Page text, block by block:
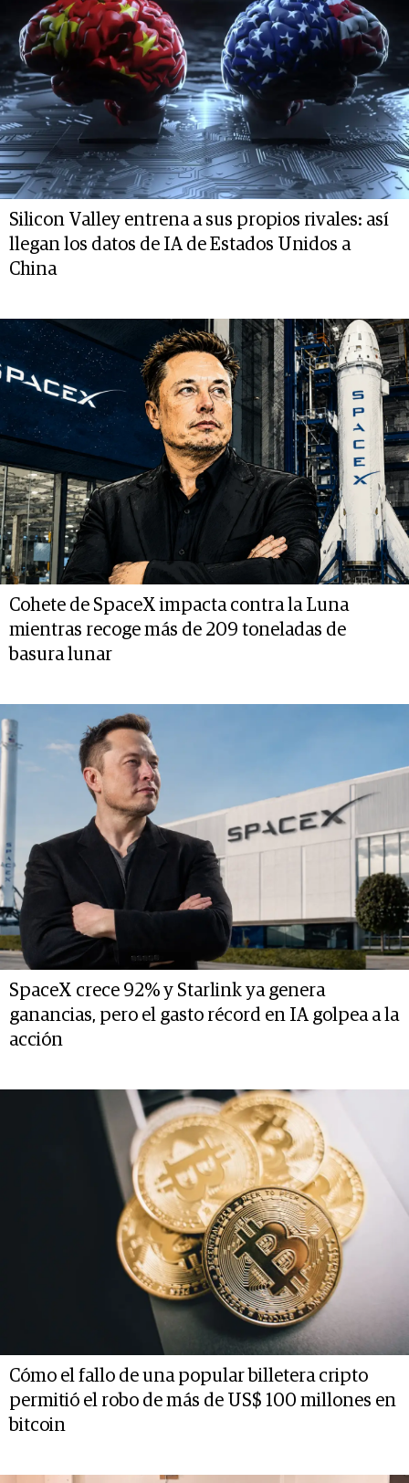
Silicon Valley entrena a sus propios rivales: así
llegan los datos de IA de Estados Unidos a
China
Cohete de SpaceX impacta contra la Luna
mientras recoge más de 209 toneladas de
basura lunar
SpaceX crece 92% y Starlink ya genera
ganancias, pero el gasto récord en IA golpea a la
acción
Cómo el fallo de una popular billetera cripto
permitió el robo de más de US$ 100 millones en
bitcoin